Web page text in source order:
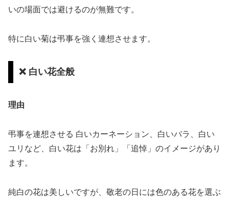
いの場面では避けるのが無難です。
特に白い菊は弔事を強く連想させます。
❌ 白い花全般
理由
弔事を連想させる 白いカーネーション、白いバラ、白い
ユリなど、白い花は「お別れ」「追悼」のイメージがあり
ます。
純白の花は美しいですが、敬老の日には色のある花を選ぶ